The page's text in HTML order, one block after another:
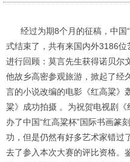
经过为期8个月的征稿，中国“
式结束了，共有来国内外3186
进行回顾：莫言先生获得诺贝尔
他故乡高密参观旅游，掀起了经
言的小说改编的电影《红高粱》
粱》成功拍摄 。为祝贺电视剧
办了中国“红高粱杯”国际书画篆
功，但是仍然有好多艺术家错过
去了参入本次大赛的评比资格。